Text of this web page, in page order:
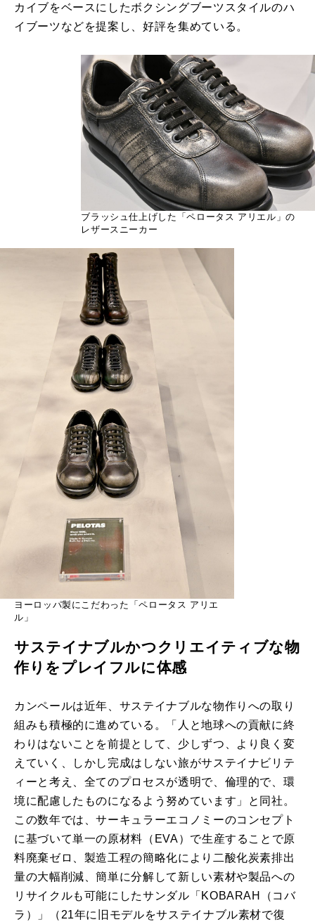
カイブをベースにしたボクシングブーツスタイルのハ
イブーツなどを提案し、好評を集めている。
ブラッシュ仕上げした「ペロータス アリエル」の
レザースニーカー
ヨーロッパ製にこだわった「ペロータス アリエ
ル」
サステイナブルかつクリエイティブな物
作りをプレイフルに体感
カンペールは近年、サステイナブルな物作りへの取り
組みも積極的に進めている。「人と地球への貢献に終
わりはないことを前提として、少しずつ、より良く変
えていく、しかし完成はしない旅がサステイナビリテ
ィーと考え、全てのプロセスが透明で、倫理的で、環
境に配慮したものになるよう努めています」と同社。
この数年では、サーキュラーエコノミーのコンセプト
に基づいて単一の原材料（EVA）で生産することで原
料廃棄ゼロ、製造工程の簡略化により二酸化炭素排出
量の大幅削減、簡単に分解して新しい素材や製品への
リサイクルも可能にしたサンダル「KOBARAH（コバ
ラ）」（21年に旧モデルをサステイナブル素材で復